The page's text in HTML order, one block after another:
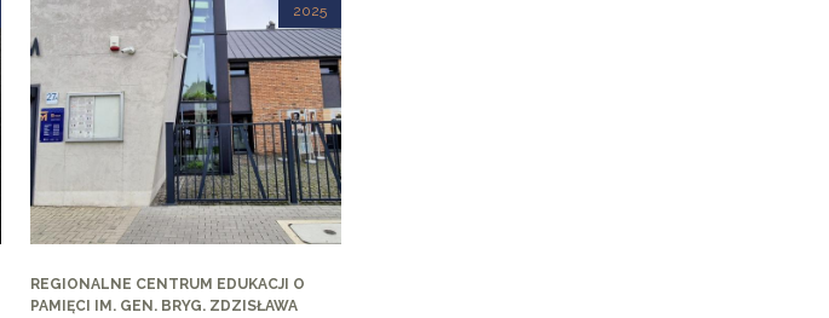
2025
REGIONALNE CENTRUM EDUKACJI O
PAMIĘCI IM. GEN. BRYG. ZDZISŁAWA